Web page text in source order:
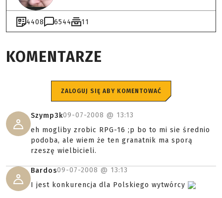
4408 6544 11
KOMENTARZE
ZALOGUJ SIĘ ABY KOMENTOWAĆ
Szymp3k09-07-2008 @ 13:13
eh mogliby zrobic RPG-16 ;p bo to mi sie średnio
podoba, ale wiem że ten granatnik ma sporą
rzeszę wielbicieli.
Bardos09-07-2008 @ 13:13
I jest konkurencja dla Polskiego wytwórcy